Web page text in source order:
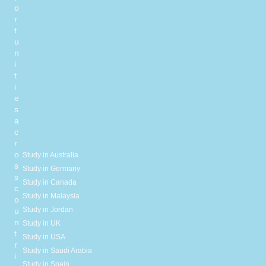
o
r
t
u
n
i
t
i
e
s
a
c
r
o
s
s
c
o
u
n
t
r
i
Study in Australia
Study in Germany
Study in Canada
Study in Malaysia
Study in Jordan
Study in UK
Study in USA
Study in Saudi Arabia
Study in Spain